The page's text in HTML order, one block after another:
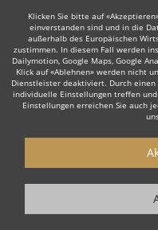
Klicken Sie bitte auf
einverstanden sind und in die
außerhalb des Europäischen
zustimmen. In diesem Fall werden
Dailymotion, Google Maps, Google
Klick auf «Ablehnen» werden nicht
Dienstleister deaktiviert. Durch einen
individuelle Einstellungen treffen
Einstellungen erreichen Sie auch